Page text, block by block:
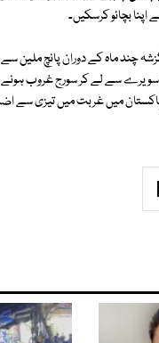
چند ماہ کے دوران پانچ ملین سے
سویرے سے لے کر سورج غروب
پاکستان میں غربت میں تیزی سے